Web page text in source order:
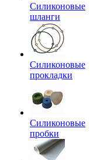
Силиконовые
шланги
Силиконовые
прокладки
Силиконовые
пробки